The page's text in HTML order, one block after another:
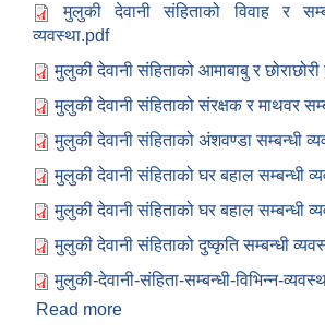
मुलुकी देवानी संहिताको विवाह र
व्यवस्था.pdf
मुलुकी देवानी संहिताको आमाबाबु र
मुलुकी देवानी संहिताको संरक्षक र माथवर
मुलुकी देवानी संहिताको अंशवण्डा सम्बन्धी
मुलुकी देवानी संहिताको घर बहाल सम्बन्धी
मुलुकी देवानी संहिताको घर बहाल सम्बन्धी
मुलुकी देवानी संहिताको दुष्कृति सम्बन्धी
मुलुकी-देवानी-संहिता-सम्बन्धी-विभिन्न-
Read more